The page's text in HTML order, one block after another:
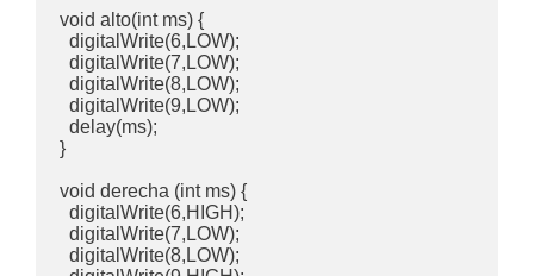
void alto(int ms) {
  digitalWrite(6,LOW);
  digitalWrite(7,LOW);
  digitalWrite(8,LOW);
  digitalWrite(9,LOW);
  delay(ms);
}
void derecha (int ms) {
  digitalWrite(6,HIGH);
  digitalWrite(7,LOW);
  digitalWrite(8,LOW);